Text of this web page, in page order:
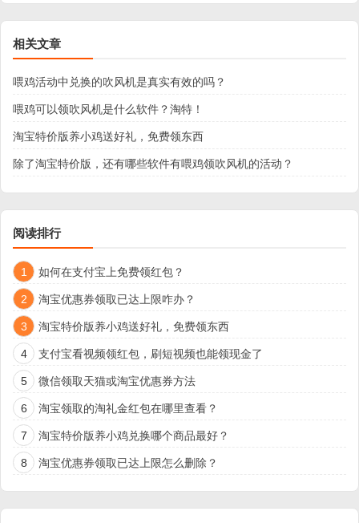
相关文章
喂鸡活动中兑换的吹风机是真实有效的吗？
喂鸡可以领吹风机是什么软件？淘特！
淘宝特价版养小鸡送好礼，免费领东西
除了淘宝特价版，还有哪些软件有喂鸡领吹风机的活动？
阅读排行
1 如何在支付宝上免费领红包？
2 淘宝优惠券领取已达上限咋办？
3 淘宝特价版养小鸡送好礼，免费领东西
4 支付宝看视频领红包，刷短视频也能领现金了
5 微信领取天猫或淘宝优惠券方法
6 淘宝领取的淘礼金红包在哪里查看？
7 淘宝特价版养小鸡兑换哪个商品最好？
8 淘宝优惠券领取已达上限怎么删除？